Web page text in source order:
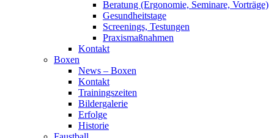
Beratung (Ergonomie, Seminare, Vorträge)
Gesundheitstage
Screenings, Testungen
Praxismaßnahmen
Kontakt
Boxen
News – Boxen
Kontakt
Trainingszeiten
Bildergalerie
Erfolge
Historie